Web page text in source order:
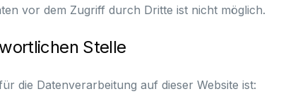
vor dem Zugriff durch Dritte ist nicht möglich.
Stelle
die Datenverarbeitung auf dieser Website ist: